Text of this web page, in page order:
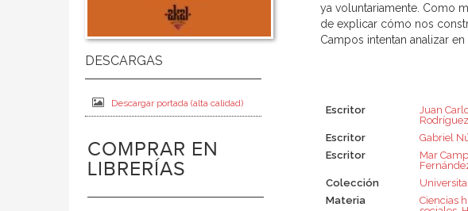
Descargar portada (alta calidad)
COMPRAR EN
LIBRERÍAS
ya voluntariamente. Como
de explicar cómo nos
Campos intentan analizar
Escritor
Juan
Rodríguez
Escritor
Gabriel
Escritor
Mar
Colección
Materia
Ciencias